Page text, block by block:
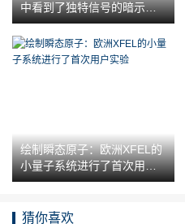
中看到了独特信号的暗示，
引力波本身扭曲了时空结构
绘制瞬态原子：欧洲XFEL的
小量子系统进行了首次用户
实验
猜你喜欢